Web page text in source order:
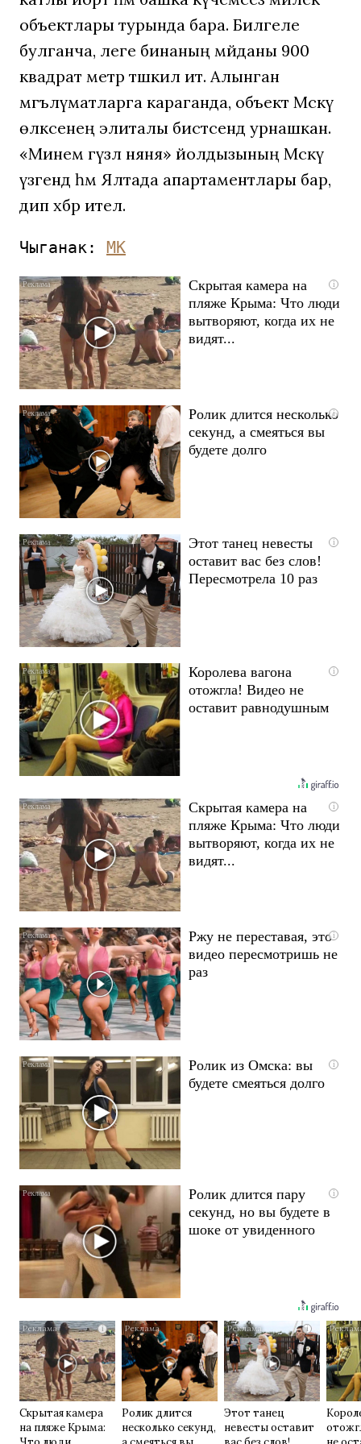
объектлары турында бара. Билгеле
булганча, әлеге бинаның мәйданы 900
квадрат метр тәшкил итә. Алынган
мәгълүматларга караганда, объект Мәскәү
өлкәсенең элиталы бистәсендә урнашкан.
«Минем гүзәл няня» йолдызының Мәскәү
үзәгендә һәм Ялтада апартаментлары бар,
дип хәбәр ителә.
Чыганак: МК
i
Скрытая камера на
пляже Крыма: Что люди
вытворяют, когда их не
видят...
i
Ролик длится несколько
секунд, а смеяться вы
будете долго
i
Этот танец невесты
оставит вас без слов!
Пересмотрела 10 раз
i
Королева вагона
отожгла! Видео не
оставит равнодушным
i
Скрытая камера на
пляже Крыма: Что люди
вытворяют, когда их не
видят...
i
Ржу не переставая, это
видео пересмотришь не
раз
i
Ролик из Омска: вы
будете смеяться долго
i
Ролик длится пару
секунд, но вы будете в
шоке от увиденного
i
Скрытая камера
на пляже Крыма:
i
Ролик длится
несколько секунд,
i
Этот танец
невесты оставит